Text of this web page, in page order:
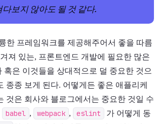
다보지 않아도 될 것 같다.
한 프레임워크를 제공해주어서 좋을 따름
져 있는, 프론트엔드 개발에 필요한 많은
혹은 이것들을 상대적으로 덜 중요한 것으
종종 보게 된다. 어떻게든 좋은 애플리케
것은 회사와 블로그에서는 중요한 것일 수
babel , webpack , eslint
가 어떻게 동